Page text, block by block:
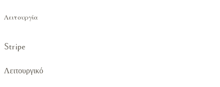
Λειτουργία
Stripe
Λειτουργικό